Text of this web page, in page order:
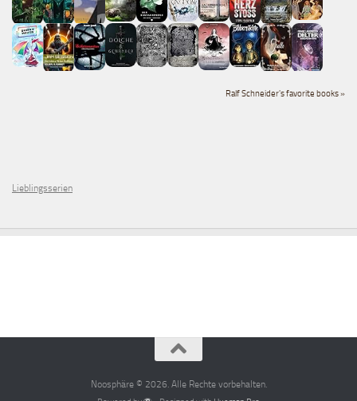
Ralf Schneider's favorite books »
Lieblingsserien
Noosphäre © 2026. Alle Rechte vorbehalten.